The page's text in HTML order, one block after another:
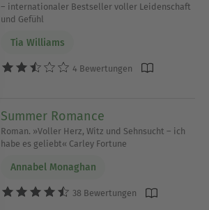
– internationaler Bestseller voller Leidenschaft
und Gefühl
Tia Williams
4 Bewertungen
Summer Romance
Roman. »Voller Herz, Witz und Sehnsucht – ich
habe es geliebt« Carley Fortune
Annabel Monaghan
38 Bewertungen